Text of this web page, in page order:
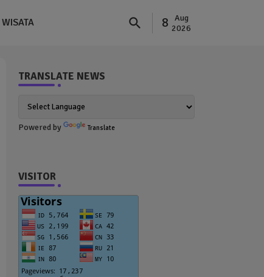
WISATA 8
Aug
2026
TRANSLATE NEWS
Powered by Translate
VISITOR